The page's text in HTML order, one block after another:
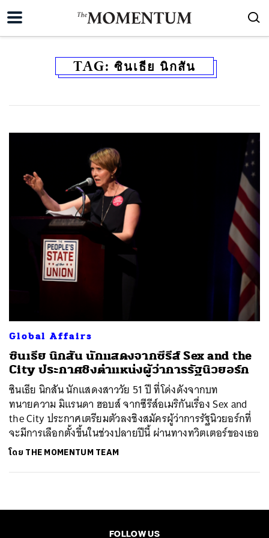
TAG: ซินเธีย นิกสัน
Global Affairs
ซินเธีย นิกสัน นักแสดงจากซีรีส์ Sex and the
City ประกาศชิงตำแหน่งผู้ว่าการรัฐนิวยอร์ก
ซินเธีย นิกสัน นักแสดงสาววัย 51 ปี ที่โด่งดังจากบท
ทนายความ มิแรนดา ฮอบส์ จากซีรีส์อเมริกันเรื่อง Sex and
the City ประกาศเตรียมตัวลงชิงสมัครผู้ว่าการรัฐนิวยอร์กที่
จะมีการเลือกตั้งขึ้นในช่วงปลายปีนี้ ผ่านทางทวิตเตอร์ของเธอ
โดย THE MOMENTUM TEAM
FOLLOW US